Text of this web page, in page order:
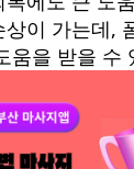
이 가는데,
움을 받을 수